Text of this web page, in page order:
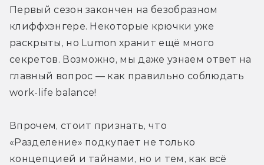
Первый сезон закончен на безобразном
клиффхэнгере. Некоторые крючки уже
раскрыты, но Lumon хранит ещё много
секретов. Возможно, мы даже узнаем ответ на
главный вопрос — как правильно соблюдать
work-life balance!
Впрочем, стоит признать, что
«Разделение» подкупает не только
концепцией и тайнами, но и тем, как всё